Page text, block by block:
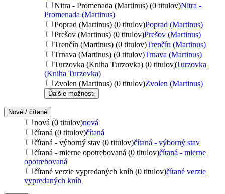
Nitra - Promenada (Martinus) (0 titulov)Nitra -
Promenada (Martinus)
Poprad (Martinus) (0 titulov)Poprad (Martinus)
Prešov (Martinus) (0 titulov)Prešov (Martinus)
Trenčín (Martinus) (0 titulov)Trenčín (Martinus)
Trnava (Martinus) (0 titulov)Trnava (Martinus)
Turzovka (Kniha Turzovka) (0 titulov)Turzovka
(Kniha Turzovka)
Zvolen (Martinus) (0 titulov)Zvolen (Martinus)
Ďalšie možnosti
Nové / čítané
nová (0 titulov)nová
čítaná (0 titulov)čítaná
čítaná - výborný stav (0 titulov)čítaná - výborný stav
čítaná - mierne opotrebovaná (0 titulov)čítaná - mierne
opotrebovaná
čítané verzie vypredaných kníh (0 titulov)čítané verzie
vypredaných kníh